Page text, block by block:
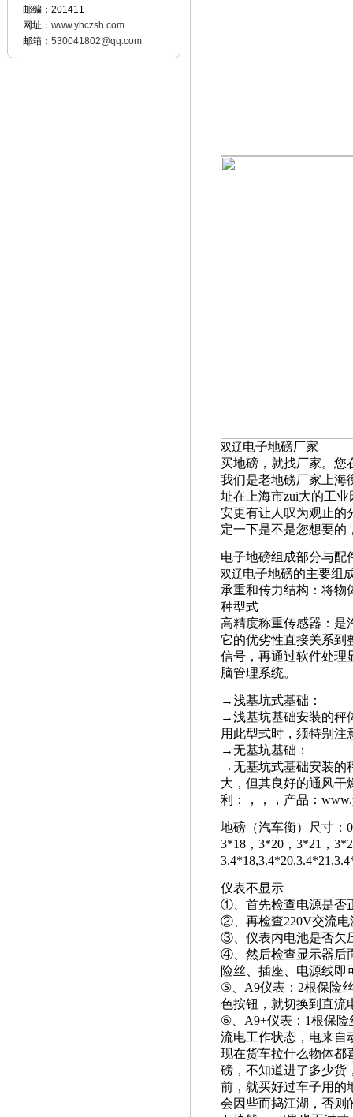
邮编：201411
网址： www.yhczsh.com
邮箱： 530041802@qq.com
双辽 电子地磅厂家
买地磅，就找厂家。您
我们是老地磅厂家上海
址在上海市zui大的工
安更有让人叹为观止的
定一下是不是您想要的
电子地磅组成部分与配
双辽 电子地磅的主要组
承重和传力结构：将物
种型式
高精度称重传感器：是
它的优劣性直接关系到
信号，再通过软件处理
脑管理系统。
→浅基坑式基础：
→浅基坑基础安装的秤
用此型式时，须特别注
→无基坑基础：
→无基坑式基础安装的
大，但其良好的通风干
利：，，，产品：
地磅（汽车衡）尺寸：
3*18，3*20，3*21，
仪表不显示
①、首先检查电源是否
②、再检查220V交流
③、仪表内电池是否欠
④、然后检查显示器后
险丝、插座、电源线即
⑤、A9仪表：2根保险
色按钮，就切换到直流
⑥、A9+仪表：1根保
流电工作状态，电来自
现在货车拉什么物体都
磅，不知道进了多少货
前，就买好过车子用的
会因些而捣江湖，否则